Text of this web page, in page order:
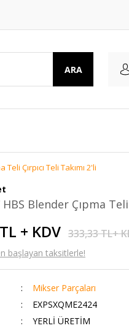
ARA
Çırpıcı Teli Takımı 2'li
Blender Çıpma Teli
+ KDV 333,33 TL+
başlayan taksitlerle!
Mikser Parçaları
EXPSXQME2424
YERLİ ÜRETİM